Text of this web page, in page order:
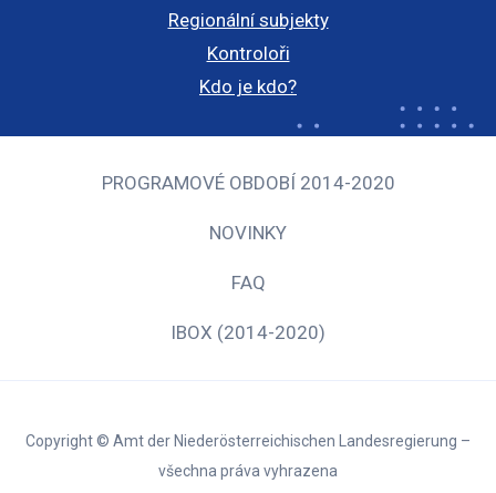
Regionální subjekty
Kontroloři
Kdo je kdo?
PROGRAMOVÉ OBDOBÍ 2014-2020
NOVINKY
FAQ
IBOX (2014-2020)
Copyright © Amt der Niederösterreichischen Landesregierung –
všechna práva vyhrazena